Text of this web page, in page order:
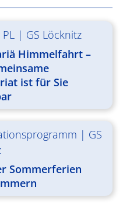
h
e
u
d
A
n
s
i
n
i
| GS Löcknitz
Himmelfahrt –
ist für Sie
| GS
Sommerferien